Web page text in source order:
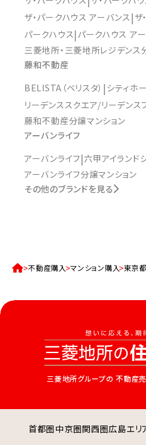
ザ・パークハウス アーバンス ザ
パークハウス パークハウス ア
三菱地所・三菱地所レジデンス
藤和不動産
BELISTA（ベリスタ） シティホ
リーデンススクエア/リーデンス
藤和不動産分譲マンション
アーバンライフ
アーバンライフ 六甲アイランド
アーバンライフ分譲マンション
その他のブランドを見る
不動産購入 マンション購入 東京
三菱地所グループの 不動産
首都圏中京圏関西圏広島エリ